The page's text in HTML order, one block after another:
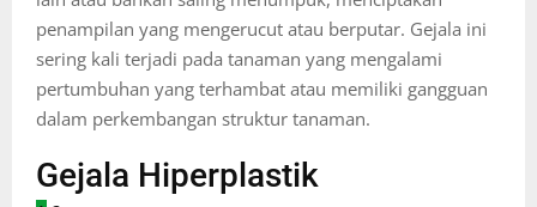
penampilan yang mengerucut atau berputar. Gejala ini
sering kali terjadi pada tanaman yang mengalami
pertumbuhan yang terhambat atau memiliki gangguan
dalam perkembangan struktur tanaman.
Gejala Hiperplastik